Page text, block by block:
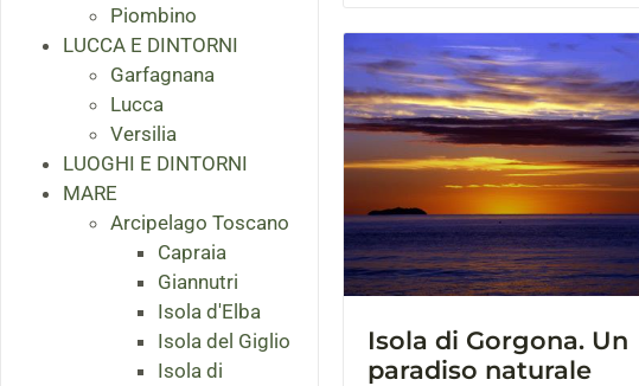
Piombino
LUCCA E DINTORNI
Garfagnana
Lucca
Versilia
LUOGHI E DINTORNI
MARE
Arcipelago Toscano
Capraia
Giannutri
Isola d'Elba
Isola del Giglio
Isola di
Isola di Gorgona. Un
paradiso naturale